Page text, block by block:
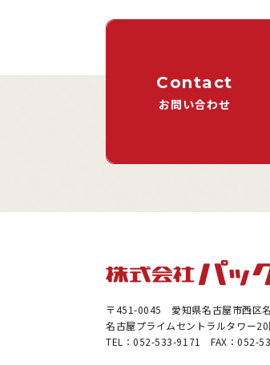
Contact
お問い合わせ
〒451-0045 愛知県名古屋市西区
名古屋プライムセントラルタワー
TEL：052-533-9171 FAX：052-